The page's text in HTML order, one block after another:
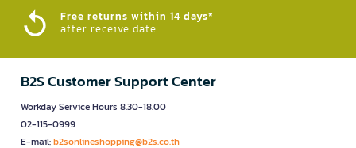
Free returns within 14 days*
after receive date
B2S Customer Support Center
Workday Service Hours 8.30-18.00
02-115-0999
E-mail:b2sonlineshopping@b2s.co.th